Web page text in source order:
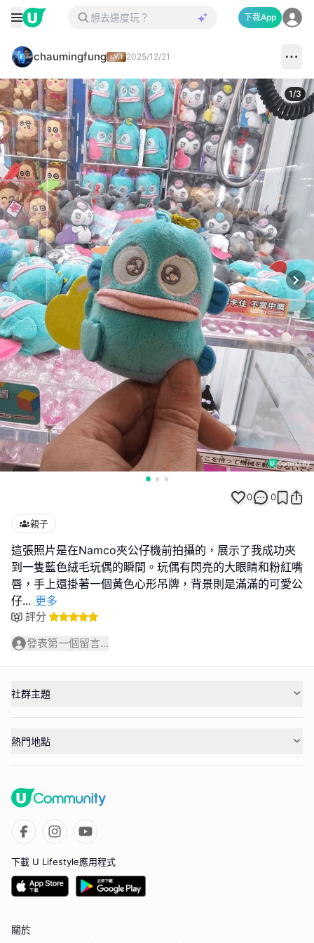
下載App
chaumingfung 2025/12/21
1/3
0 0
親子
這張照片是在Namco夾公仔機前拍攝的，展示了我成功夾
到一隻藍色絨毛玩偶的瞬間。玩偶有閃亮的大眼睛和粉紅嘴
唇，手上還掛著一個黃色心形吊牌，背景則是滿滿的可愛公
仔... 更多
評分
發表第一個留言...
社群主題
熱門地點
下載 U Lifestyle應用程式
關於